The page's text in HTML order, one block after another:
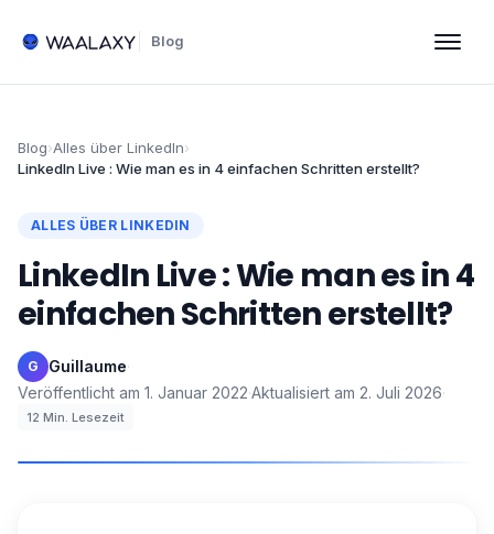
Blog
Blog›Alles über LinkedIn›
LinkedIn Live : Wie man es in 4 einfachen Schritten erstellt?
ALLES ÜBER LINKEDIN
LinkedIn Live : Wie man es in 4
einfachen Schritten erstellt?
G Guillaume·
Veröffentlicht am 1. Januar 2022·Aktualisiert am 2. Juli 2026·
12 Min. Lesezeit